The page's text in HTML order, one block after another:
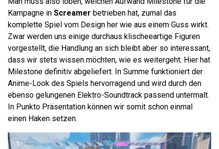
Kampagne in Screamer betrieben hat, zumal das
komplette Spiel vom Design her wie aus einem Guss wirkt.
Zwar werden uns einige durchaus klischeeartige Figuren
vorgestellt, die Handlung an sich bleibt aber so interessant,
dass wir stets wissen möchten, wie es weitergeht. Hier hat
Milestone definitiv abgeliefert. In Summe funktioniert der
Anime-Look des Spiels hervorragend und wird durch den
ebenso gelungenen Elektro-Soundtrack passend untermalt.
In Punkto Präsentation können wir somit schon einmal
einen Haken setzen.